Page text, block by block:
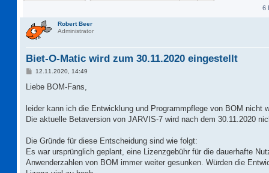
6
Robert Beer
Administrator
Biet-O-Matic wird zum 30.11.2020 eingestellt
B
i
a
12.11.2020, 14:49
Liebe BOM-Fans,
leider kann ich die Entwicklung und Programmpflege von BOM nicht
Die aktuelle Betaversion von JARVIS-7 wird nach dem 30.11.2020
Die Gründe für diese Entscheidung sind wie folgt:
Es war ursprünglich geplant, eine Lizenzgebühr für die dauerhafte
Anwenderzahlen von BOM immer weiter gesunken. Würden die